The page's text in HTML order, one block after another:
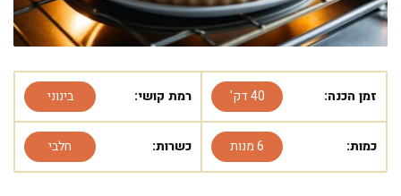
זמן הכנה: 40 דק' רמת קושי: בינוני
כמות: 6 מנות כשרות: חלבי